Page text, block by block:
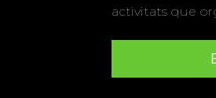
activitats que